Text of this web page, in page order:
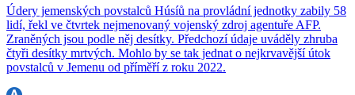
Údery jemenských povstalců Húsíů na provládní jednotky zabily 58
lidí, řekl ve čtvrtek nejmenovaný vojenský zdroj agentuře AFP.
Zraněných jsou podle něj desítky. Předchozí údaje uváděly zhruba
čtyři desítky mrtvých. Mohlo by se tak jednat o nejkrvavější útok
povstalců v Jemenu od příměří z roku 2022.